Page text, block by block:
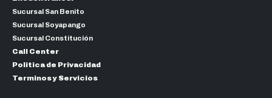
Sucursal San Benito
Sucursal Soyapango
Sucursal Constitución
Call Center
Politica de Privacidad
Terminos y Servicios